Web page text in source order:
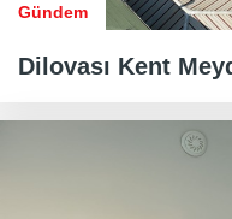
Gündem
Dilovası Kent